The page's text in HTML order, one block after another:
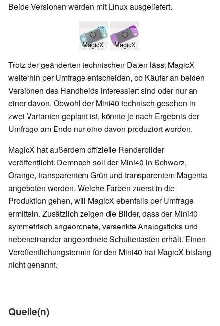
Beide Versionen werden mit Linux ausgeliefert.
ⓘ
MagicX
ⓘ
MagicX
Trotz der geänderten technischen Daten lässt MagicX
weiterhin per Umfrage entscheiden, ob Käufer an beiden
Versionen des Handhelds interessiert sind oder nur an
einer davon. Obwohl der Mini40 technisch gesehen in
zwei Varianten geplant ist, könnte je nach Ergebnis der
Umfrage am Ende nur eine davon produziert werden.
MagicX hat außerdem offizielle Renderbilder
veröffentlicht. Demnach soll der Mini40 in Schwarz,
Orange, transparentem Grün und transparentem Magenta
angeboten werden. Welche Farben zuerst in die
Produktion gehen, will MagicX ebenfalls per Umfrage
ermitteln. Zusätzlich zeigen die Bilder, dass der Mini40
symmetrisch angeordnete, versenkte Analogsticks und
nebeneinander angeordnete Schultertasten erhält. Einen
Veröffentlichungstermin für den Mini40 hat MagicX bislang
nicht genannt.
Quelle(n)